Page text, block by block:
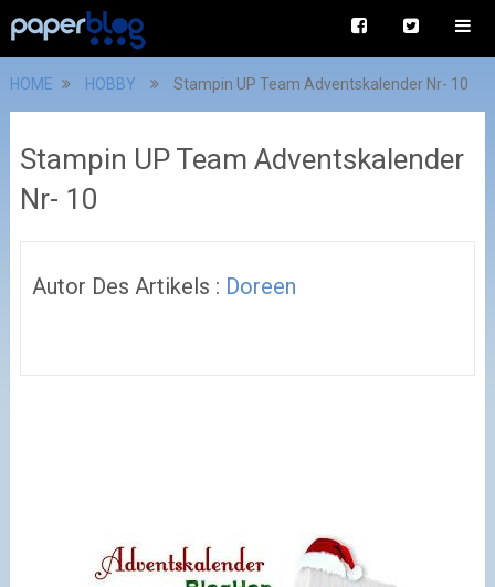
HOME HOBBY Stampin UP Team Adventskalender Nr- 10
Stampin UP Team Adventskalender
Nr- 10
Autor Des Artikels : Doreen